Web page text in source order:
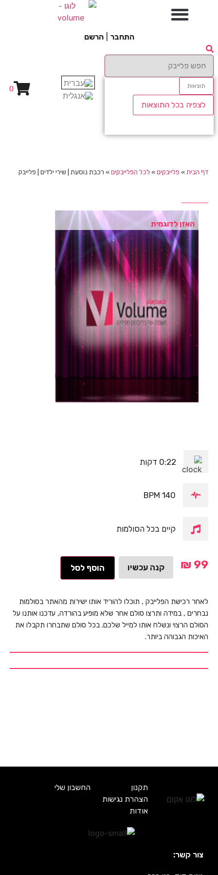
התחבר הרשם
תוצאות
לצפיה בכל התוצאות
0
דף הבית » פלייבקים» לכל הפלייבקים» רכבת נוסעת | שירי ילדים | פלייבק
האזן לדוגמית
0:22 דקות
140 BPM
קיים בכל הסולמות
₪ 99 קנה עכשיו הוסף לסל
לאחר רכישת הפלייבק , תוכלו להוריד אותו ישירות מהאתר בסולמות
נבחרים , במידה ותרצו סולם אחר שלא מופיע בהורדה, עדכנו אותנו על
הסולם הרצוי ונשלח אותו למייל שלכם. בכל סולם שתבחרו תקבלו את
האיכות הגבוהה ביותר.
תקנון
החשבון שלי
הצהרת נגישות
אודות
צור קשר: